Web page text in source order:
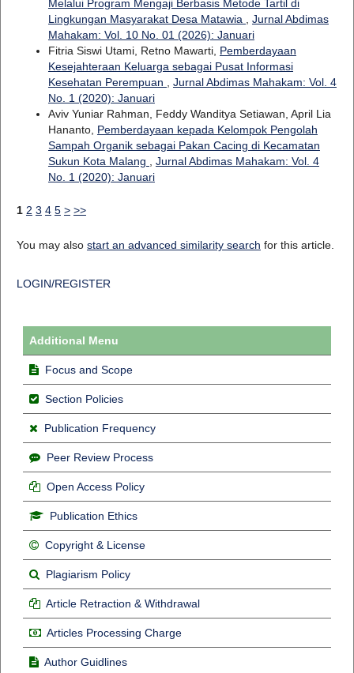
Melalui Program Mengaji Berbasis Metode Tartil di
Lingkungan Masyarakat Desa Matawia
Jurnal Abdimas
Mahakam: Vol. 10 No. 01 (2026): Januari
Fitria Siswi Utami, Retno Mawarti, Pemberdayaan
Kesejahteraan Keluarga sebagai Pusat Informasi
Kesehatan Perempuan
Jurnal Abdimas Mahakam: Vol. 4
No. 1 (2020): Januari
Aviv Yuniar Rahman, Feddy Wanditya Setiawan, April Lia
Hananto, Pemberdayaan kepada Kelompok Pengolah
Sampah Organik sebagai Pakan Cacing di Kecamatan
Sukun Kota Malang
Jurnal Abdimas Mahakam: Vol. 4
No. 1 (2020): Januari
1 2 3 4 5 > >>
You may also start an advanced similarity search for this article.
LOGIN/REGISTER
Additional Menu
Focus and Scope
Section Policies
Publication Frequency
Peer Review Process
Open Access Policy
Publication Ethics
Copyright & License
Plagiarism Policy
Article Retraction & Withdrawal
Articles Processing Charge
Author Guidlines